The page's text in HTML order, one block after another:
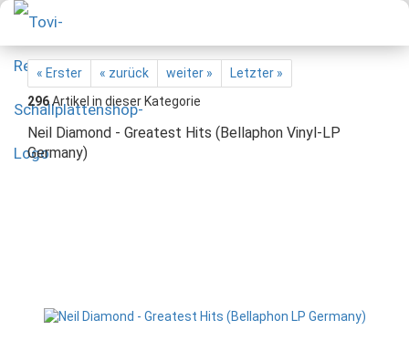
« Erster « zurück weiter »
Letzter »
296Artikel in dieser Kategorie
Neil Diamond - Greatest Hits (Bellaphon Vinyl-LP
Germany)